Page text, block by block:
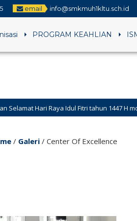
email info@smkmuh1kltu.sch.id
PROGRAM KEAHLIAN
Idul Fitri tahun 1447 H mohon maaf lahir
/ Galeri / Center Of Excellence